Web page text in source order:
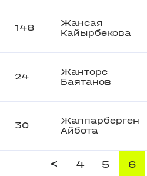
148
Жансая
Кайырбекова
24
Жанторе
Баятанов
30
Жаппарберген
Айбота
< 4 5 6